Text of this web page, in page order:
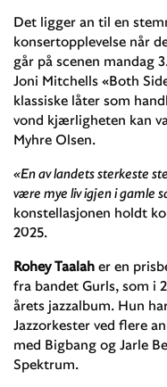
Det ligger an til en
konsertopplevelse når
går på scenen mandag
Joni Mitchells «Both
klassiske låter som
vond kjærligheten kan
Myhre Olsen.
«En av landets sterkeste
være mye liv igjen i gamle
konstellasjonen holdt
2025.
Rohey Taalah er en
fra bandet Gurls, som i
årets jazzalbum. Hun
Jazzorkester ved flere
med Bigbang og Jarle
Spektrum.